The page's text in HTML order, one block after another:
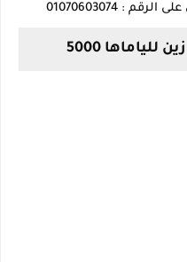
01070603074
5000